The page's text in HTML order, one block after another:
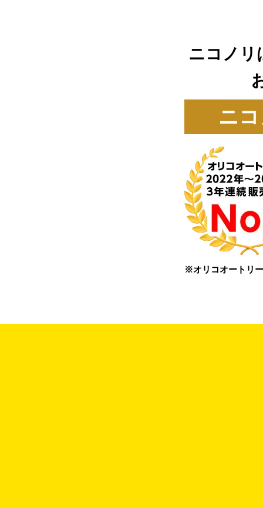
ニコノリ
ニ
※オリコオートリ